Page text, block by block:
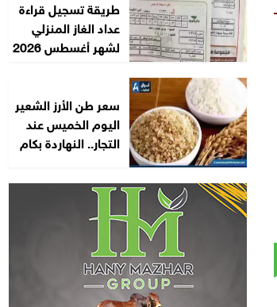
طريقة تسجيل قراءة
عداد الغاز المنزلي
لشهر أغسطس 2026
سعر طن الأرز الشعير
اليوم الخميس عند
التجار.. النهاردة بكام